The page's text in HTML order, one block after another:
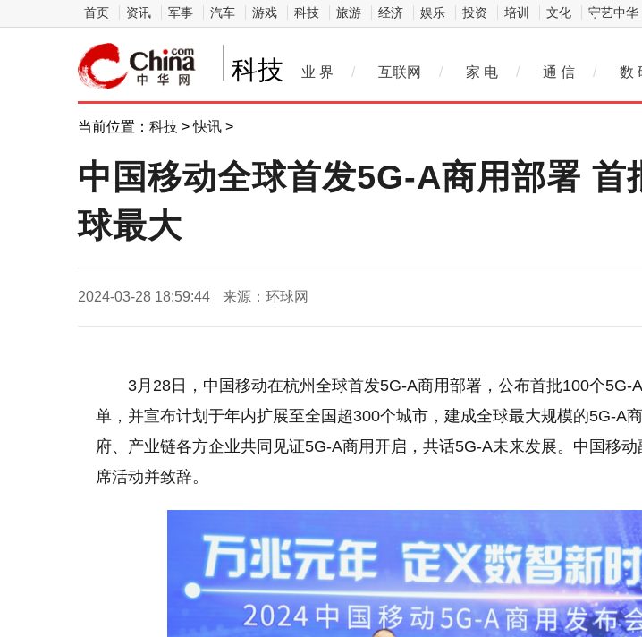
首页 资讯 军事 汽车 游戏 科技 旅游 经济 娱乐 投资 培训 文化 守艺中华
科技 业 界 / 互联网 / 家 电 / 通 信 / 数
当前位置： 科技 >快讯 >
中国移动全球首发5G-A商用部署
球最大
2024-03-28 18:59:44 来源：环球网
3月28日，中国移动在杭州全球首发5G-A商用部署，公布首批100个5G-
单，并宣布计划于年内扩展至全国超300个城市，建成全球最大规模的5G-A
府、产业链各方企业共同见证5G-A商用开启，共话5G-A未来发展。中国移
席活动并致辞。